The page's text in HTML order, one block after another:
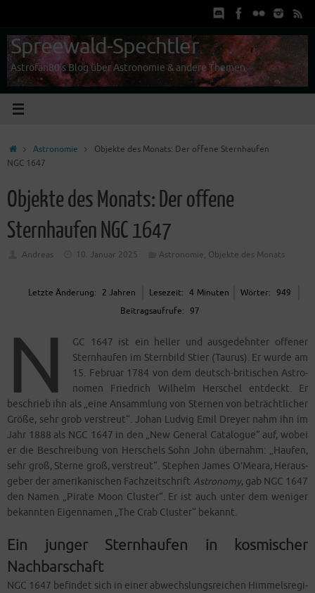
springen
Spreewald-Spechtler
Astrofan80's Blog über Astronomie & andere Themen
StartAstronomie
Objekte des Monats: Der offene Sternhaufen
NGC 1647
Objekte des Monats: Der offene
Sternhaufen NGC 1647
Andreas 10. Januar 2025 Astronomie, Objekte des Monats
Letz­te Ände­rung: 2 Jah­ren Lese­zeit: 4 Minu­ten Wör­ter: 949
Bei­trags­auf­ru­fe: 97
N
GC 1647 ist ein hel­ler und aus­ge­dehn­ter offe­ner
Stern­hau­fen im Stern­bild Stier (Tau­rus). Er wur­de am
15. Febru­ar 1784 von dem deutsch-bri­ti­schen Astro­
no­men Fried­rich Wil­helm Her­schel ent­deckt. Er
beschrieb ihn als „eine Ansamm­lung von Ster­nen von beträcht­li­cher
Grö­ße, sehr grob ver­streut“. Johan Lud­vig Emil Drey­er nahm ihn im
Jahr 1888 als NGC 1647 in den „New Gene­ral Cata­lo­gue“ auf, wobei
er die Beschrei­bung von Her­schels Sohn John über­nahm: „Hau­fen,
sehr groß, Ster­ne groß, ver­streut“. Ste­phen James O’Meara, Her­aus­
ge­ber der ame­ri­ka­ni­schen Fach­zeit­schrift Astro­no­my, gab NGC 1647
den Namen „Pira­te Moon Clus­ter“. Er ist auch unter dem weni­ger
bekann­ten Eigen­na­men „The Crab Clus­ter“ bekannt.
Ein junger Sternhaufen in kosmischer
Nachbarschaft
NGC 1647 befin­det sich in einer abwechs­lungs­rei­chen Him­mels­re­gi­